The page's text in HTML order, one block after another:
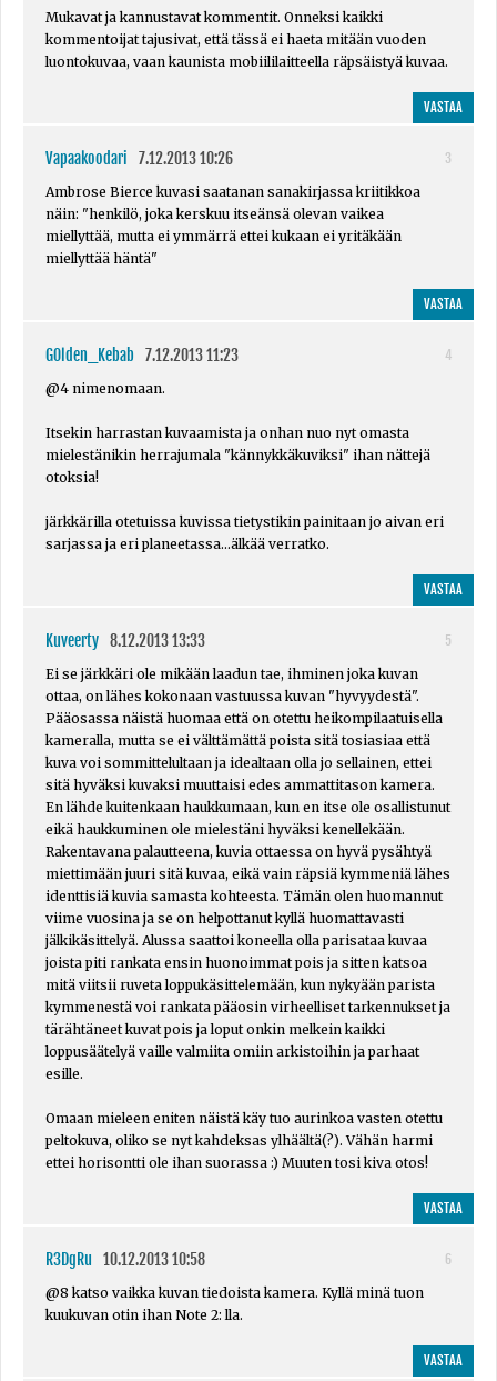
Mukavat ja kannustavat kommentit. Onneksi kaikki
kommentoijat tajusivat, että tässä ei haeta mitään vuoden
luontokuvaa, vaan kaunista mobiililaitteella räpsäistyä kuvaa.
VASTAA
Vapaakoodari 7.12.2013 10:26
3
Ambrose Bierce kuvasi saatanan sanakirjassa kriitikkoa
näin: "henkilö, joka kerskuu itseänsä olevan vaikea
miellyttää, mutta ei ymmärrä ettei kukaan ei yritäkään
miellyttää häntä"
VASTAA
G0lden_Kebab 7.12.2013 11:23
4
@4 nimenomaan.
Itsekin harrastan kuvaamista ja onhan nuo nyt omasta
mielestänikin herrajumala "kännykkäkuviksi" ihan nättejä
otoksia!
järkkärilla otetuissa kuvissa tietystikin painitaan jo aivan eri
sarjassa ja eri planeetassa...älkää verratko.
VASTAA
Kuveerty 8.12.2013 13:33
5
Ei se järkkäri ole mikään laadun tae, ihminen joka kuvan
ottaa, on lähes kokonaan vastuussa kuvan "hyvyydestä".
Pääosassa näistä huomaa että on otettu heikompilaatuisella
kameralla, mutta se ei välttämättä poista sitä tosiasiaa että
kuva voi sommittelultaan ja idealtaan olla jo sellainen, ettei
sitä hyväksi kuvaksi muuttaisi edes ammattitason kamera.
En lähde kuitenkaan haukkumaan, kun en itse ole osallistunut
eikä haukkuminen ole mielestäni hyväksi kenellekään.
Rakentavana palautteena, kuvia ottaessa on hyvä pysähtyä
miettimään juuri sitä kuvaa, eikä vain räpsiä kymmeniä lähes
identtisiä kuvia samasta kohteesta. Tämän olen huomannut
viime vuosina ja se on helpottanut kyllä huomattavasti
jälkikäsittelyä. Alussa saattoi koneella olla parisataa kuvaa
joista piti rankata ensin huonoimmat pois ja sitten katsoa
mitä viitsii ruveta loppukäsittelemään, kun nykyään parista
kymmenestä voi rankata pääosin virheelliset tarkennukset ja
tärähtäneet kuvat pois ja loput onkin melkein kaikki
loppusäätelyä vaille valmiita omiin arkistoihin ja parhaat
esille.
Omaan mieleen eniten näistä käy tuo aurinkoa vasten otettu
peltokuva, oliko se nyt kahdeksas ylhäältä(?). Vähän harmi
ettei horisontti ole ihan suorassa :) Muuten tosi kiva otos!
VASTAA
R3DgRu 10.12.2013 10:58
6
@8 katso vaikka kuvan tiedoista kamera. Kyllä minä tuon
kuukuvan otin ihan Note 2: lla.
VASTAA